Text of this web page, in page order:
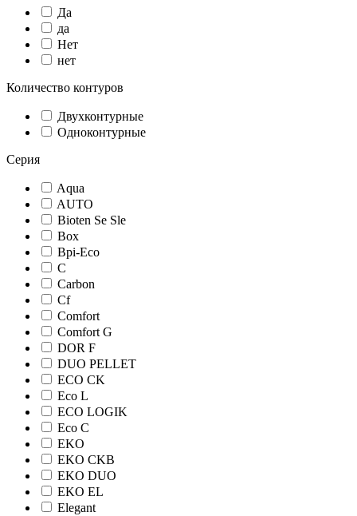
Да
да
Нет
нет
Количество контуров
Двухконтурные
Одноконтурные
Серия
Aqua
AUTO
Bioten Se Sle
Box
Bpi-Eco
C
Carbon
Cf
Comfort
Comfort G
DOR F
DUO PELLET
ECO CK
Eco L
ECO LOGIK
Eco С
EKO
EKO CKB
EKO DUO
EKO EL
Elegant